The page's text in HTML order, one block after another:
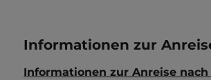
Informationen zur
Informationen zur Anreise